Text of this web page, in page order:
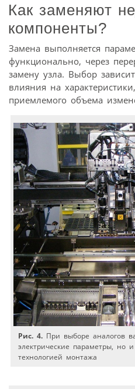
Как заменяют
компоненты?
Замена выполняется
функционально, через
замену узла. Выбор
влияния на
приемлемого объема
Рис. 4. При выборе аналогов
электрические параметры, но
технологией монтажа